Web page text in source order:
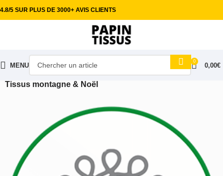
4.8/5 SUR PLUS DE 3000+ AVIS CLIENTS
MENU
0
0,00€
Tissus montagne & Noël